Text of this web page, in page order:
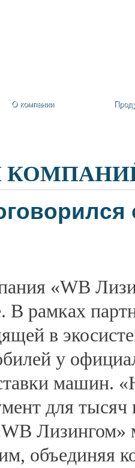
О компании
«WB
В рамках
в
у
машин.
для тысяч
объединяя